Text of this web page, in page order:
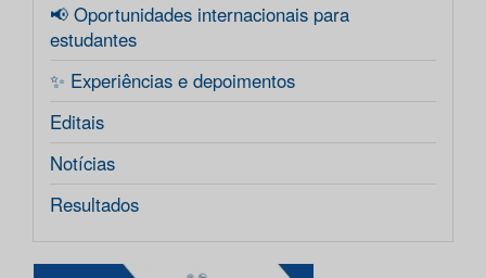
📢 Oportunidades internacionais para
estudantes
✨ Experiências e depoimentos
Editais
Notícias
Resultados